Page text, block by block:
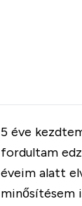
5 éve
fordultam
éveim alatt
minősítésem